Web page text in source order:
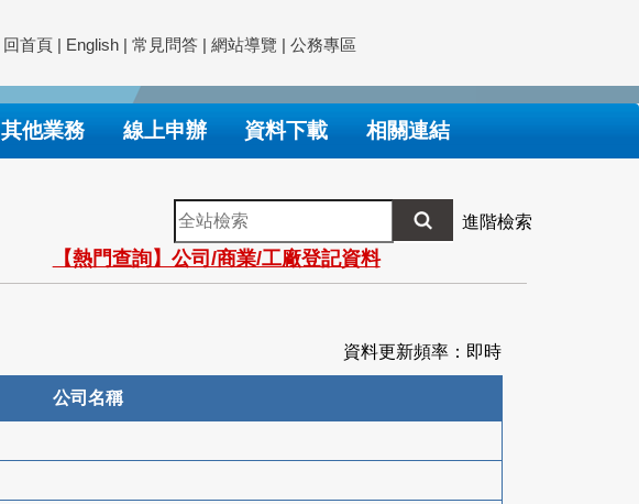
回首頁 | English | 常見問答 | 網站導覽 | 公務專區
其他業務 線上申辦 資料下載 相關連結
全
站
檢
索
進階檢索
【熱門查詢】公司/商業/工廠登記資料
資料更新頻率：即時
公司名稱